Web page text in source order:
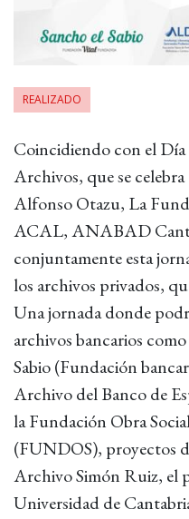
REALIZADO
Coincidiendo con el
Archivos, que se
Alfonso Otazu, La
ACAL, ANABAD
conjuntamente esta
los archivos privados,
Una jornada donde
archivos bancarios
Sabio (Fundación
Archivo del Banco de
la Fundación Obra
(FUNDOS), proyectos
Archivo Simón Ruiz, el
Universidad de